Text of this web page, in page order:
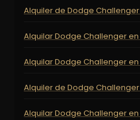
Alquiler de Dodge
Alquilar Dodge Challenger
Alquilar Dodge Challenger
Alquiler de Dodge Challenger
Alquilar Dodge Challenger